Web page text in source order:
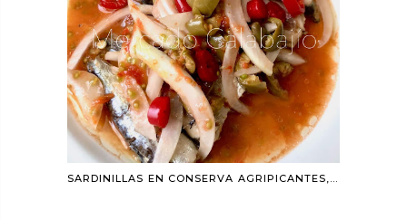
SARDINILLAS EN CONSERVA AGRIPICANTES, UNA REFRESCANTE IMPROVISACIÓN